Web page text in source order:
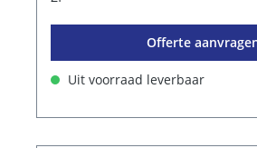
Offerte
Uit voorraad leverbaar